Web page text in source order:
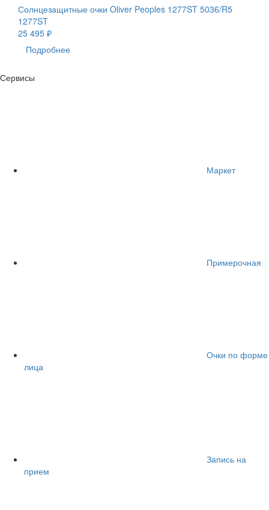
Солнцезащитные очки Oliver Peoples 1277ST 5036/R5
1277ST
25 495 ₽
Подробнее
Сервисы
Маркет
Примерочная
Очки по форме
лица
Запись на
прием